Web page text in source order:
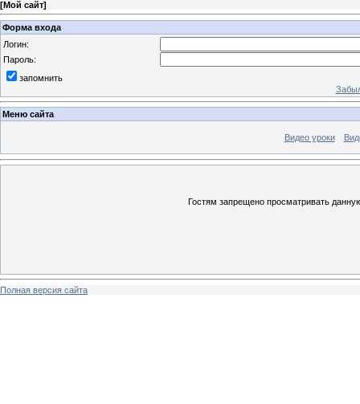
[Мой сайт]
Форма входа
Логин:
Пароль:
запомнить
Меню сайта
Видео уроки
Гостям запрещено просматривать
Полная версия сайта